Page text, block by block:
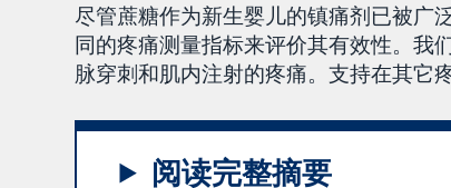
尽管蔗糖作为新生婴儿的镇痛剂已被广
同的疼痛测量指标来评价其有效性。我
脉穿刺和肌内注射的疼痛。支持在其它
阅读完整摘要